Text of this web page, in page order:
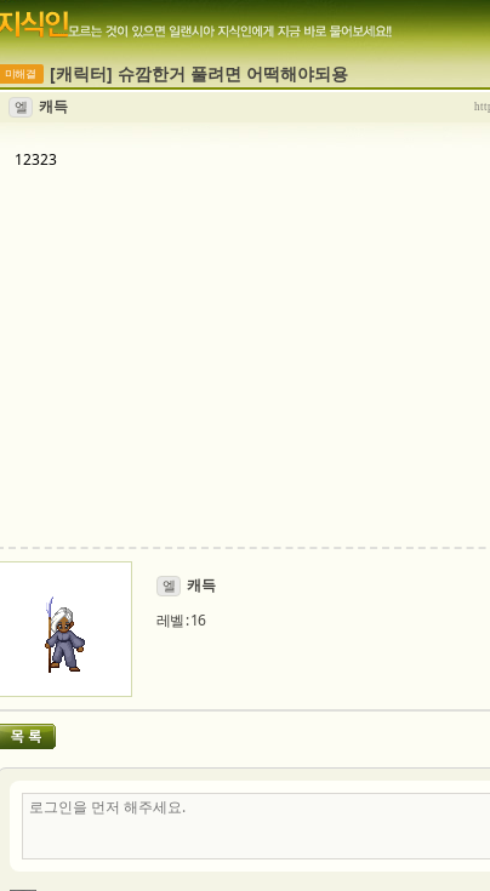
미해결 [캐릭터] 슈깜한거 풀려면 어떡해야되용
엘 캐득
12323
엘
캐득
레벨 : 16